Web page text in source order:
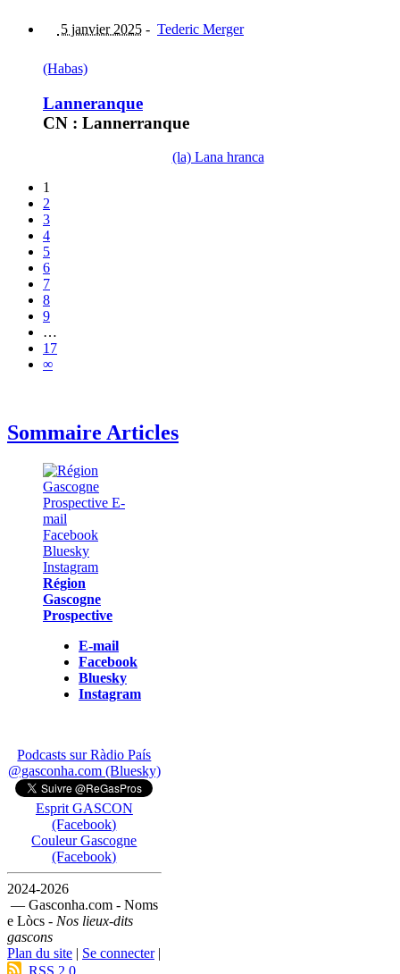
5 janvier 2025 - Tederic Merger
(Habas)
Lanneranque
CN : Lannerranque
(la) Lana hranca
1
2
3
4
5
6
7
8
9
…
17
∞
Sommaire Articles
Région
Gascogne
Prospective
E-mail
Facebook
Bluesky
Instagram
Podcasts sur Ràdio País
@gasconha.com (Bluesky)
Esprit GASCON
(Facebook)
Couleur Gascogne
(Facebook)
2024-2026
— Gasconha.com - Noms
e Lòcs - Nos lieux-dits
gascons
Plan du site | Se connecter|